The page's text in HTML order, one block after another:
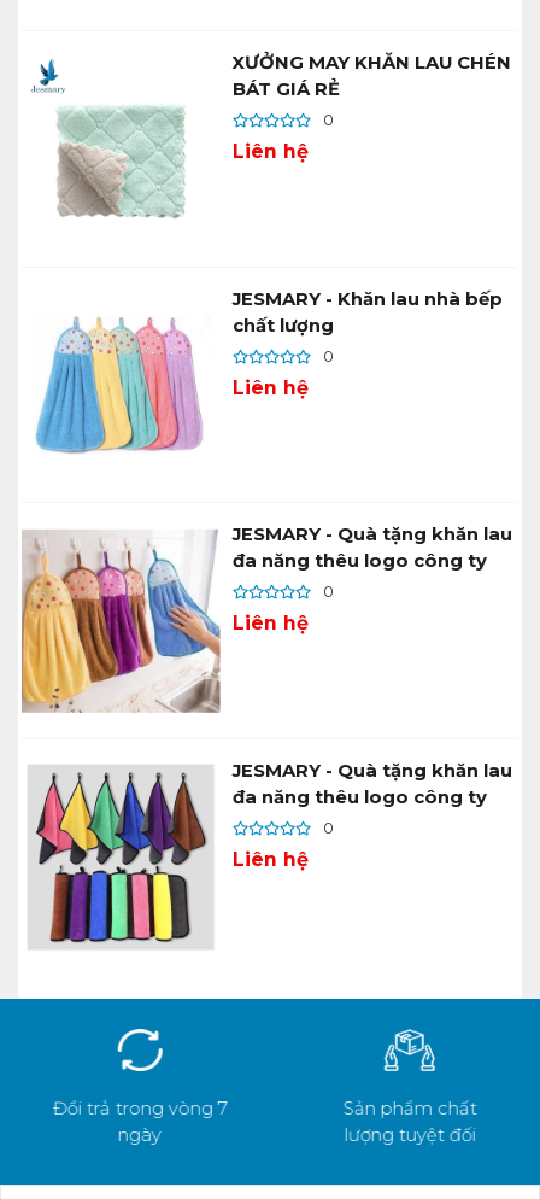
XƯỞNG MAY KHĂN LAU CHÉN
BÁT GIÁ RẺ
0
Liên hệ
JESMARY - Khăn lau nhà bếp
chất lượng
0
Liên hệ
JESMARY - Quà tặng khăn lau
đa năng thêu logo công ty
0
Liên hệ
JESMARY - Quà tặng khăn lau
đa năng thêu logo công ty
0
Liên hệ
Đổi trả trong vòng 7
ngày
Sản phẩm chất
lượng tuyệt đối